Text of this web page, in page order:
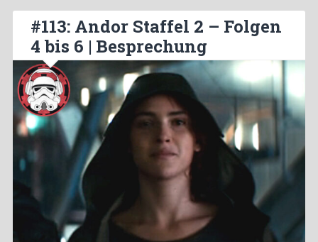
#113: Andor Staffel 2 – Folgen
4 bis 6 | Besprechung